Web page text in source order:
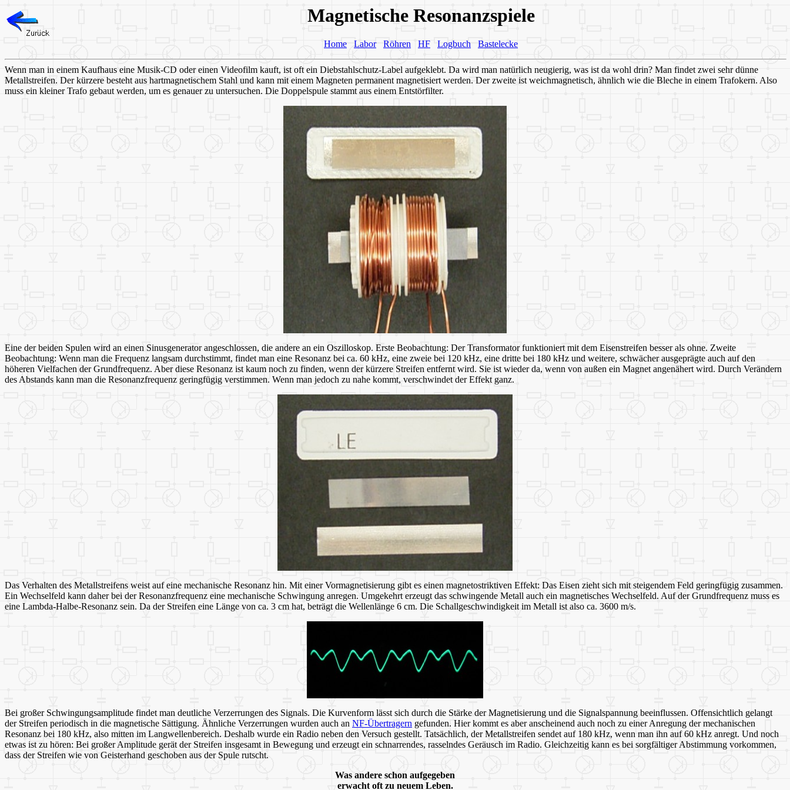
Magnetische Resonanzspiele
Home Labor Röhren HF Logbuch Bastelecke
Wenn man in einem Kaufhaus eine Musik-CD oder einen Videofilm kauft, ist oft ein Diebstahlschutz-Label aufgeklebt. Da wird man natürlich neugierig, was ist da wohl drin? Man findet zwei sehr dünne
Metallstreifen. Der kürzere besteht aus hartmagnetischem Stahl und kann mit einem Magneten permanent magnetisiert werden. Der zweite ist weichmagnetisch, ähnlich wie die Bleche in einem Trafokern. Also
muss ein kleiner Trafo gebaut werden, um es genauer zu untersuchen. Die Doppelspule stammt aus einem Entstörfilter.
Eine der beiden Spulen wird an einen Sinusgenerator angeschlossen, die andere an ein Oszilloskop. Erste Beobachtung: Der Transformator funktioniert mit dem Eisenstreifen besser als ohne. Zweite
Beobachtung: Wenn man die Frequenz langsam durchstimmt, findet man eine Resonanz bei ca. 60 kHz, eine zweie bei 120 kHz, eine dritte bei 180 kHz und weitere, schwächer ausgeprägte auch auf den
höheren Vielfachen der Grundfrequenz. Aber diese Resonanz ist kaum noch zu finden, wenn der kürzere Streifen entfernt wird. Sie ist wieder da, wenn von außen ein Magnet angenähert wird. Durch Verändern
des Abstands kann man die Resonanzfrequenz geringfügig verstimmen. Wenn man jedoch zu nahe kommt, verschwindet der Effekt ganz.
Das Verhalten des Metallstreifens weist auf eine mechanische Resonanz hin. Mit einer Vormagnetisierung gibt es einen magnetostriktiven Effekt: Das Eisen zieht sich mit steigendem Feld geringfügig zusammen.
Ein Wechselfeld kann daher bei der Resonanzfrequenz eine mechanische Schwingung anregen. Umgekehrt erzeugt das schwingende Metall auch ein magnetisches Wechselfeld. Auf der Grundfrequenz muss es
eine Lambda-Halbe-Resonanz sein. Da der Streifen eine Länge von ca. 3 cm hat, beträgt die Wellenlänge 6 cm. Die Schallgeschwindigkeit im Metall ist also ca. 3600 m/s.
Bei großer Schwingungsamplitude findet man deutliche Verzerrungen des Signals. Die Kurvenform lässt sich durch die Stärke der Magnetisierung und die Signalspannung beeinflussen. Offensichtlich gelangt
der Streifen periodisch in die magnetische Sättigung. Ähnliche Verzerrungen wurden auch an NF-Übertragern gefunden. Hier kommt es aber anscheinend auch noch zu einer Anregung der mechanischen
Resonanz bei 180 kHz, also mitten im Langwellenbereich. Deshalb wurde ein Radio neben den Versuch gestellt. Tatsächlich, der Metallstreifen sendet auf 180 kHz, wenn man ihn auf 60 kHz anregt. Und noch
etwas ist zu hören: Bei großer Amplitude gerät der Streifen insgesamt in Bewegung und erzeugt ein schnarrendes, rasselndes Geräusch im Radio. Gleichzeitig kann es bei sorgfältiger Abstimmung vorkommen,
dass der Streifen wie von Geisterhand geschoben aus der Spule rutscht.
Was andere schon aufgegeben
erwacht oft zu neuem Leben.